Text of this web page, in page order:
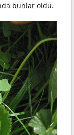
bunlar oldu.